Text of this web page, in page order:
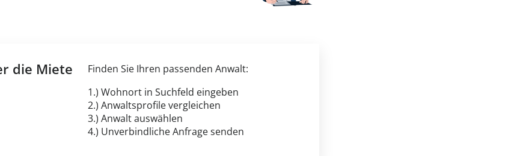
die Miete
Finden Sie Ihren passenden Anwalt:
1.) Wohnort in Suchfeld eingeben
2.) Anwaltsprofile vergleichen
3.) Anwalt auswählen
4.) Unverbindliche Anfrage senden